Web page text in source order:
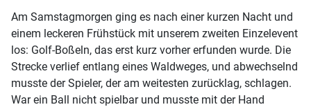
Am Samstagmorgen ging es nach einer kurzen Nacht und
einem leckeren Frühstück mit unserem zweiten Einzelevent
los: Golf-Boßeln, das erst kurz vorher erfunden wurde. Die
Strecke verlief entlang eines Waldweges, und abwechselnd
musste der Spieler, der am weitesten zurücklag, schlagen.
War ein Ball nicht spielbar und musste mit der Hand